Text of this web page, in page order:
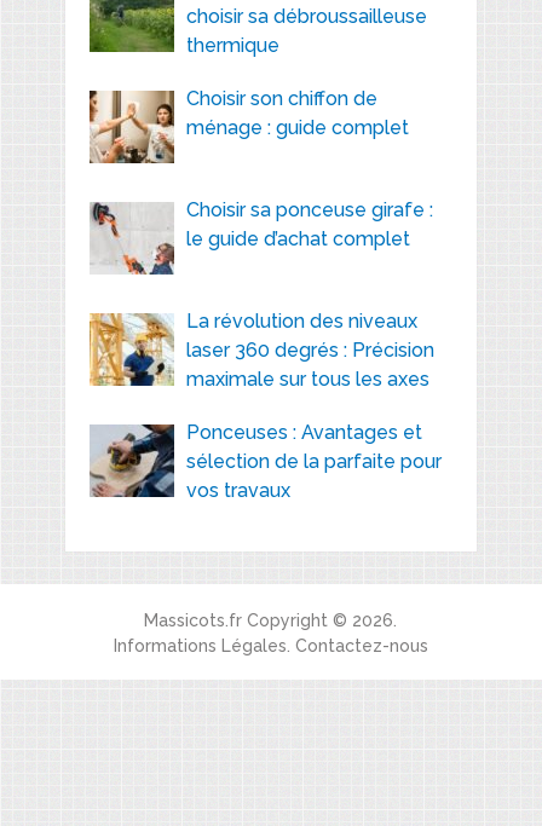
choisir sa débroussailleuse
thermique
Choisir son chiffon de
ménage : guide complet
Choisir sa ponceuse girafe :
le guide d’achat complet
La révolution des niveaux
laser 360 degrés : Précision
maximale sur tous les axes
Ponceuses : Avantages et
sélection de la parfaite pour
vos travaux
Massicots.fr Copyright © 2026.
Informations Légales Contactez-nous